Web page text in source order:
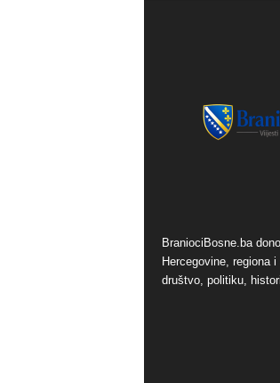
BraniociBosne.ba
Hercegovine, regiona
društvo, politiku,